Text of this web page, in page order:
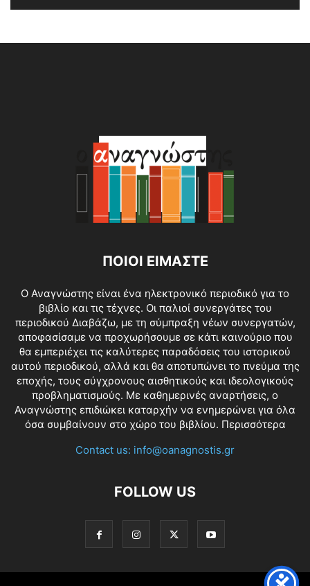
ΠΟΙΟΙ ΕΙΜΑΣΤΕ
O Αναγνώστης είναι ένα ηλεκτρονικό περιοδικό για το
βιβλίο και τις τέχνες. Οι παλιοί συνεργάτες του
περιοδικού Διαβάζω, με τη σύμπραξη νέων συνεργατών,
αποφασίσαμε να προχωρήσουμε σε κάτι καινούριο που
θα εμπεριέχει τις καλύτερες παραδόσεις του ιστορικού
αυτού περιοδικού, αλλά και θα αποτυπώνει το πνεύμα της
εποχής, τους σύγχρονους αισθητικούς και ιδεολογικούς
προβληματισμούς. Με καθημερινές αναρτήσεις, ο
Αναγνώστης επιδιώκει καταρχήν να ενημερώνει για όλα
όσα συμβαίνουν στο χώρο του βιβλίου. Περισσότερα
Contact us: info@oanagnostis.gr
FOLLOW US